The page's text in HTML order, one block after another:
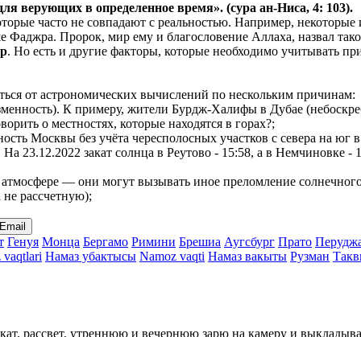
верующих в определенное время». (сура ан-Ниса, 4: 103).
часто не совпадают с реальностью. Например,
Фаджра. Пророк, мир ему и благословение Аллаха, назвал
. Но есть и другие факторы, которые необходимо учитывать
от астрономических вычислений по нескольким причинам:
К примеру, жители Бурдж-Халифы в Дубае
о местностях, которые находятся в горах?;
Москвы без учёта чересполосных участков с севера
23.12.2022 закат солнца в Реутово - 15:58, а в Немчиновке
— они могут вызывать иное преломление солнечного
не рассчетную);
Email
Генуя Монца Бергамо Римини Брешиа Аугсбург Прато
vaqtlari Намаз убактысы Namoz vaqti Намаз вакыты Рузман
рассвет, утреннюю и вечернюю зарю на камеру и